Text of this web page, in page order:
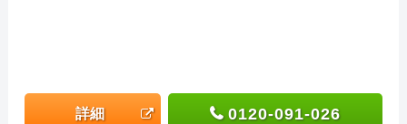
詳細 0120-091-026